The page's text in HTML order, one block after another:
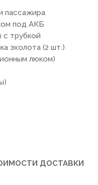
пассажира
под АКБ
с трубкой
эхолота (2 шт.)
люком)
ДОСТАВКИ
ул.
80 "в"